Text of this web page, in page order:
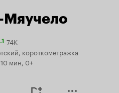
Мяучело
Кинопоиска
74K
короткометражка
мин, 0+